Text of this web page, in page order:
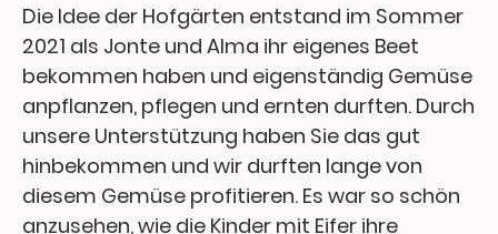
Die Idee der Hofgärten entstand im Sommer
2021 als Jonte und Alma ihr eigenes Beet
bekommen haben und eigenständig Gemüse
anpflanzen, pflegen und ernten durften. Durch
unsere Unterstützung haben Sie das gut
hinbekommen und wir durften lange von
diesem Gemüse profitieren. Es war so schön
anzusehen, wie die Kinder mit Eifer ihre